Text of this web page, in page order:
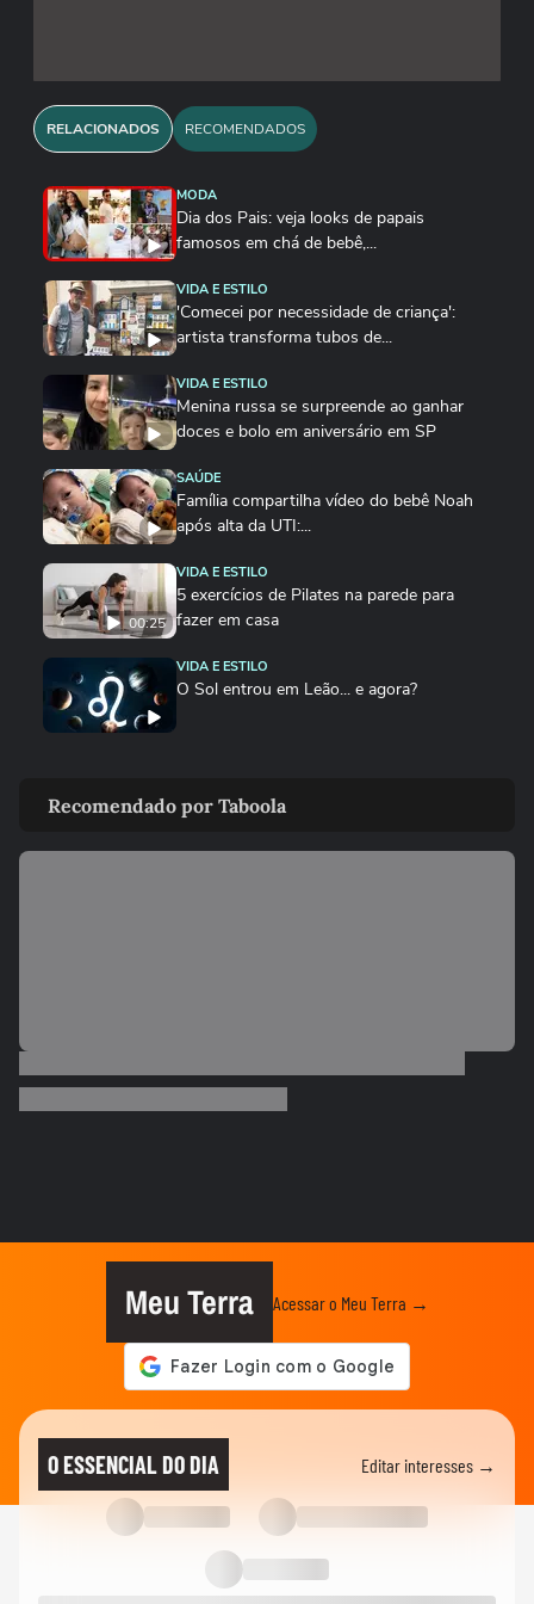
RELACIONADOS RECOMENDADOS
MODA
Dia dos Pais: veja looks de papais
famosos em chá de bebê,...
VIDA E ESTILO
'Comecei por necessidade de criança':
artista transforma tubos de...
VIDA E ESTILO
Menina russa se surpreende ao ganhar
doces e bolo em aniversário em SP
SAÚDE
Família compartilha vídeo do bebê Noah
após alta da UTI:...
00:25
VIDA E ESTILO
5 exercícios de Pilates na parede para
fazer em casa
VIDA E ESTILO
O Sol entrou em Leão... e agora?
suplemento para não empedrar
DEGUSTA
padaria, mas gastando pouco
Veja quais foram as previsões de André
Mantovanni para todos os...
Céu da Semana: André Mantovanni
explica as energias e o que muda...
ANDRÉ MANTOVANNI
André Mantovanni revela os signos que
mais se destacam nesta...
Recomendado por Taboola
Meu Terra Acessar o Meu Terra →
O ESSENCIAL DO DIA Editar interesses →